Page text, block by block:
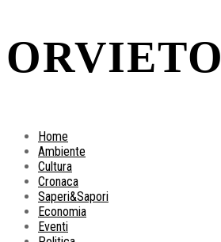
ORVIETO
Home
Ambiente
Cultura
Cronaca
Saperi&Sapori
Economia
Eventi